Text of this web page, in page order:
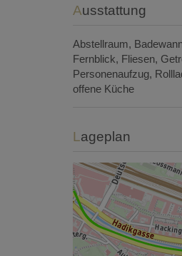
Ausstattung
Abstellraum
Fernblick Fliesen
Personenaufzug
offene Küche
Lageplan